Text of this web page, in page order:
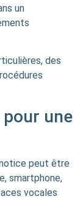
un
des
une
peut être
smartphone,
vocales